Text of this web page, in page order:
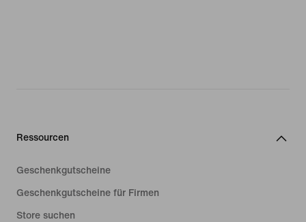
Ressourcen
Geschenkgutscheine
Geschenkgutscheine für Firmen
Store suchen